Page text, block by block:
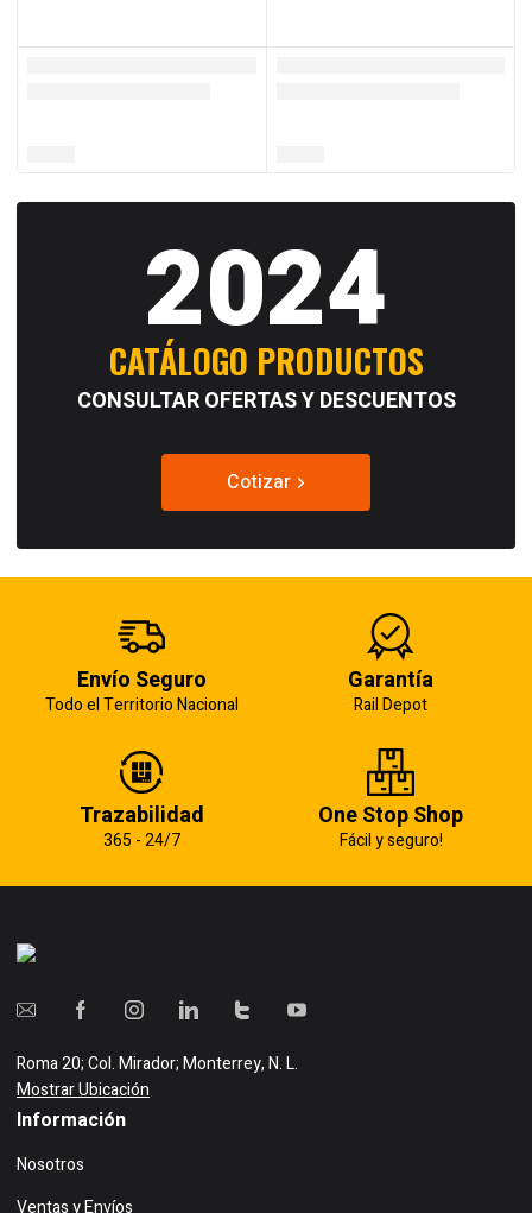
2024
CATÁLOGO PRODUCTOS
CONSULTAR OFERTAS Y DESCUENTOS
Cotizar
Envío Seguro
Todo el Territorio Nacional
Garantía
Rail Depot
Trazabilidad
365 - 24/7
One Stop Shop
Fácil y seguro!
Roma 20; Col. Mirador; Monterrey, N. L.
Mostrar Ubicación
Información
Nosotros
Ventas y Envíos